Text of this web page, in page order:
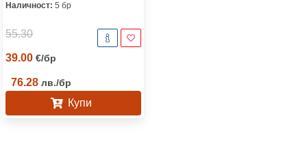
Наличност: 5 бр
55.30
39.00 €/бр
76.28 лв./бр
Купи